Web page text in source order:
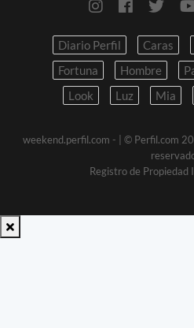
Diario Perfil Caras
Fortuna
Hombre
Look
Luz Mia
weekend.perfil.com -
| © Perfil.com
Registro de Propiedad